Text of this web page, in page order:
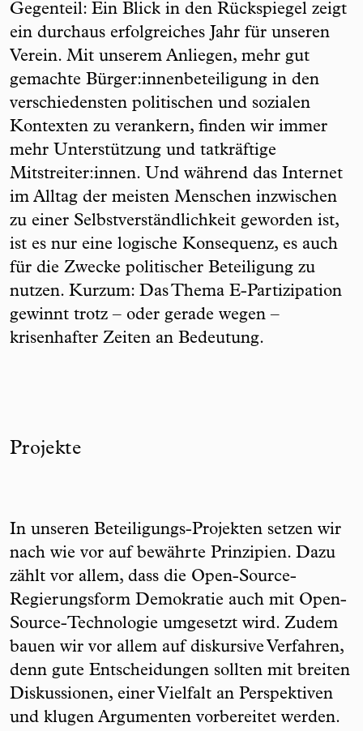
Gegenteil: Ein Blick in den Rückspiegel zeigt
ein durchaus erfolgreiches Jahr für unseren
Verein. Mit unserem Anliegen, mehr gut
gemachte Bürger:innenbeteiligung in den
verschiedensten politischen und sozialen
Kontexten zu verankern, finden wir immer
mehr Unterstützung und tatkräftige
Mitstreiter:innen. Und während das Internet
im Alltag der meisten Menschen inzwischen
zu einer Selbstverständlichkeit geworden ist,
ist es nur eine logische Konsequenz, es auch
für die Zwecke politischer Beteiligung zu
nutzen. Kurzum: Das Thema E-Partizipation
gewinnt trotz – oder gerade wegen –
krisenhafter Zeiten an Bedeutung.
Projekte
In unseren Beteiligungs-Projekten setzen wir
nach wie vor auf bewährte Prinzipien. Dazu
zählt vor allem, dass die Open-Source-
Regierungsform Demokratie auch mit Open-
Source-Technologie umgesetzt wird. Zudem
bauen wir vor allem auf diskursive Verfahren,
denn gute Entscheidungen sollten mit breiten
Diskussionen, einer Vielfalt an Perspektiven
und klugen Argumenten vorbereitet werden.